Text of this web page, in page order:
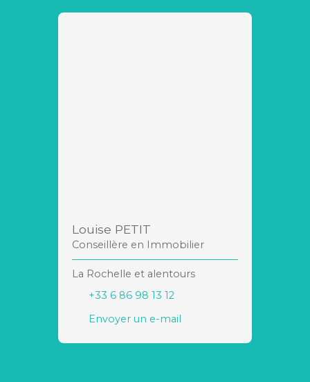
Louise PETIT
Conseillère en Immobilier
La Rochelle et alentours
+33 6 86 98 13 12
Envoyer un e-mail